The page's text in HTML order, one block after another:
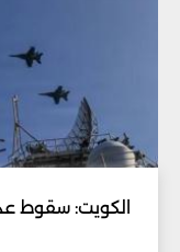
الكويت: سقوط